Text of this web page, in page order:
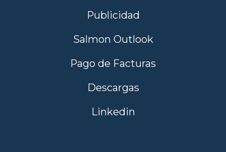
Publicidad
Salmon Outlook
Pago de Facturas
Descargas
Linkedin